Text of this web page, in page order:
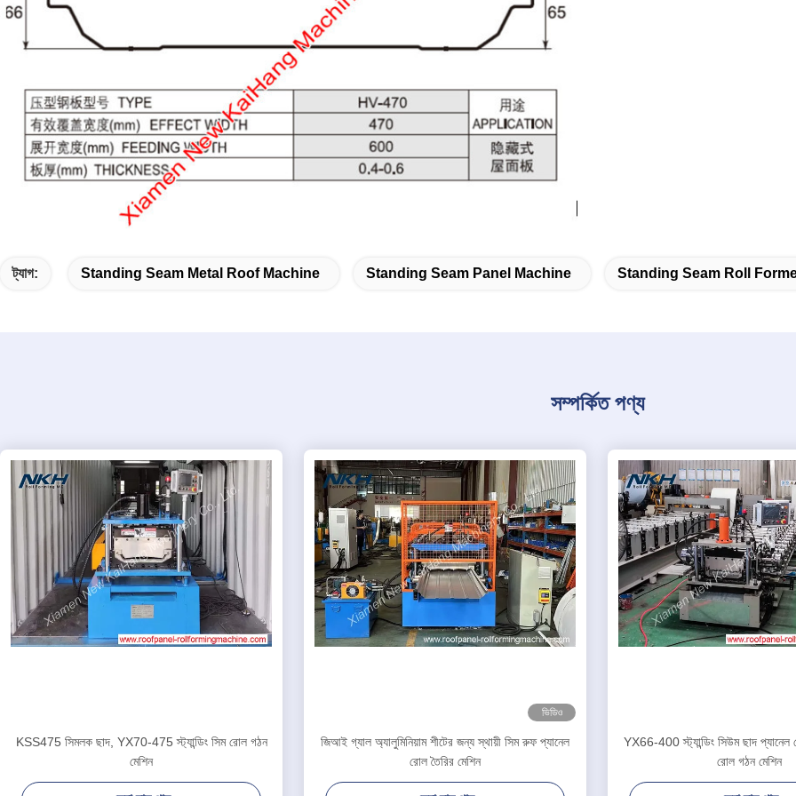
ট্যাগ: Standing Seam Metal Roof Machine Standing Seam Panel Machine Standing Seam Roll
সম্পর্কিত পণ্য
KSS475 সিমলক ছাদ, YX70-475 স্ট্যান্ডিং সিম রোল গঠন
মেশিন
ভিডিও
জিআই গ্যাল অ্যালুমিনিয়াম শীটের জন্য স্থায়ী সিম রুফ প্যানেল
রোল তৈরির মেশিন
YX66-400 স্ট্যান্ডিং সিউম ছাদ প্যানেল
রোল গঠন মেশিন